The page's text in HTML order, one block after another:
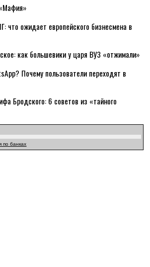
что ожидает европейского бизнесмена в
как большевики у царя ВУЗ «отжимали»
Почему пользователи переходят в
Бродского: 6 советов из «тайного
по банках